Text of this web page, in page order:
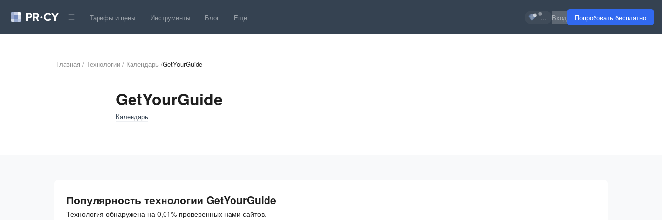
Тарифы и цены Инструменты Блог Ещё ... Вход Попробовать бесплатно
Главная / Технологии / Календарь /GetYourGuide
GetYourGuide
Календарь
Популярность технологии GetYourGuide
Технология обнаружена на 0,01% проверенных нами сайтов.